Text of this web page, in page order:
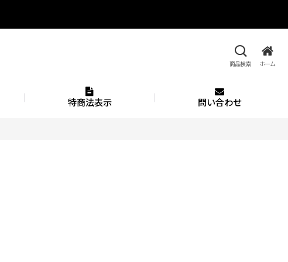
商品検索 ホーム
特商法表示 問い合わせ